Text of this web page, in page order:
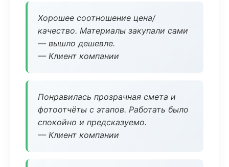
Хорошее соотношение цена/
качество. Материалы закупали сами
— вышло дешевле.
— Клиент компании
Понравилась прозрачная смета и
фотоотчёты с этапов. Работать было
спокойно и предсказуемо.
— Клиент компании